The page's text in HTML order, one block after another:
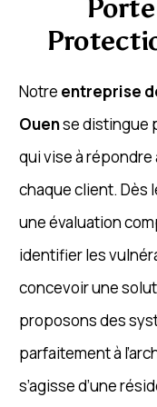
Notre entreprise
Ouense distingue
qui vise à
chaque client. Dès
une évaluation
identifier les
concevoir une
proposons des
parfaitement à
s’agisse d’une